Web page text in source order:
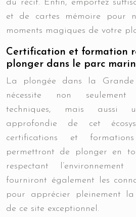
du récif. Enfin, emportez
et de cartes mémoire pour
moments magiques de votre
Certification et formation
plonger dans le parc marin
La plongée dans la
nécessite non seulement
techniques, mais aussi
approfondie de cet
certifications et
permettront de plonger en
respectant
fourniront également les
pour apprécier pleinement
de ce site exceptionnel.